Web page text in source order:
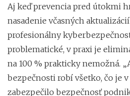
Aj keď prevencia pred útokmi
nasadenie včasných
profesionálny
problematické, v praxi je
na 100 % prakticky nemožná.
bezpečnosti robí všetko, čo je
zabezpečilo bezpečnosť